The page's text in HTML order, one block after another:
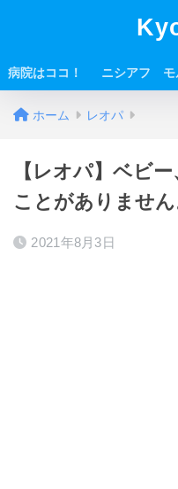
病院はココ！ ニシアフ モ
ホーム レオパ
【レオパ】ベビ
ことがありません
2021年8月3日